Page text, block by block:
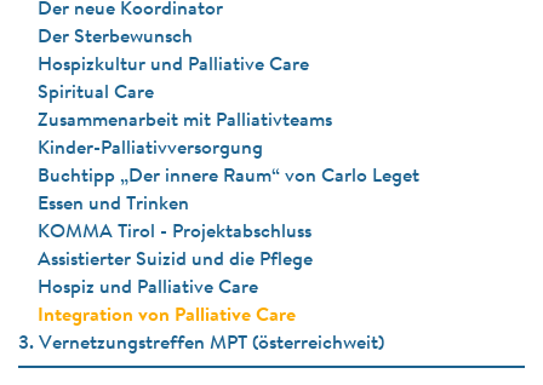
Der neue Koordinator
Der Sterbewunsch
Hospizkultur und Palliative Care
Spiritual Care
Zusammenarbeit mit Palliativteams
Kinder-Palliativversorgung
Buchtipp „Der innere Raum“ von Carlo Leget
Essen und Trinken
KOMMA Tirol - Projektabschluss
Assistierter Suizid und die Pflege
Hospiz und Palliative Care
Integration von Palliative Care
3. Vernetzungstreffen MPT (österreichweit)